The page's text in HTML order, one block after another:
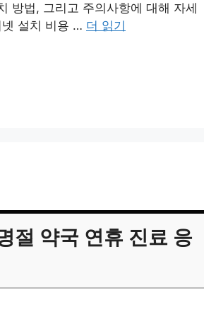
방법, 그리고 주의사항에 대해 자세
설치 비용 … 더 읽기
절 약국 연휴 진료 응